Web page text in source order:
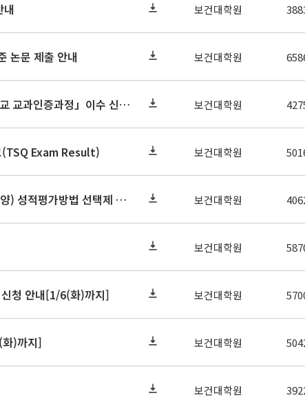
내 보건대학원
논문 제출 안내 보건대학원
2025학년도 전기(2026.2월) 졸업예정자 대상「서울대학교 교과인증과정」이수 신청 안내 보건대학원
(TSQ Exam Result) 보건대학원
2025학년도 동계 계절수업 교과목(타 학과(부) 전공 및 교양) 성적평가방법 선택제 신청 안내 보건대학원
보건대학원
청 안내[1/6(화)까지] 보건대학원
)까지] 보건대학원
보건대학원